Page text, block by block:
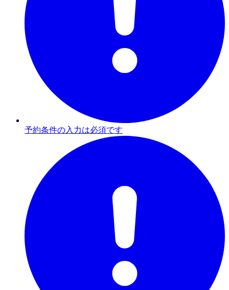
予約条件の入力は必須です